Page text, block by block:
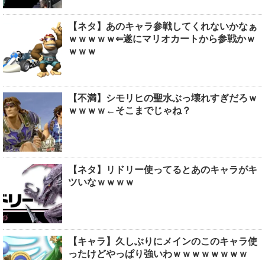
【ネタ】あのキャラ参戦してくれないかなぁ
ｗｗｗｗｗ⇐遂にマリオカートから参戦かｗ
ｗｗｗ
【不満】シモリヒの聖水ぶっ壊れすぎだろｗ
ｗｗｗｗ←そこまでじゃね？
【ネタ】リドリー使ってるとあのキャラがキ
ツいなｗｗｗｗ
【キャラ】久しぶりにメインのこのキャラ使
ったけどやっぱり強いわｗｗｗｗｗｗｗｗ